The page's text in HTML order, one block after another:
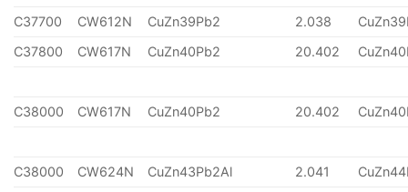
C37700
CW612N CuZn39Pb2 2.038
C37800
CW617N CuZn40Pb2 20.402
C38000 CW617N CuZn40Pb2 20.402
C38000 CW624N CuZn43Pb2Al 2.041